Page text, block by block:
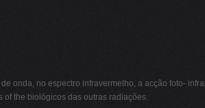
onda, no espectro infravermelho, a acção foto-
the biológicos das outras radiações.